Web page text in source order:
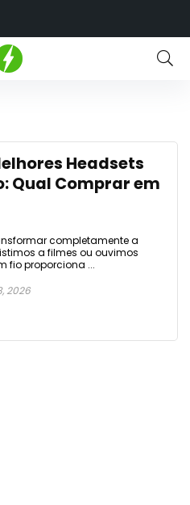
Headsets
Qual Comprar em
completamente a
a filmes ou ouvimos
fio proporciona ...
2026